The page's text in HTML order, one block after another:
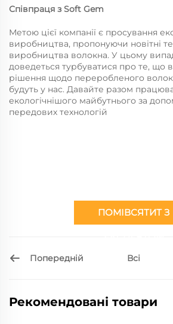
Співпраця з Soft Gem
Метою цієї компанії є просування
виробництва, пропонуючи новітні
виробництва волокна. У цьому
доведеться турбуватися про те, що
рішення щодо переробленого
будуть у нас. Давайте разом
екологічнішого майбутнього за
передових технологій
ПОМІВСЯТИТ З
Попередній Всі
Рекомендовані товари